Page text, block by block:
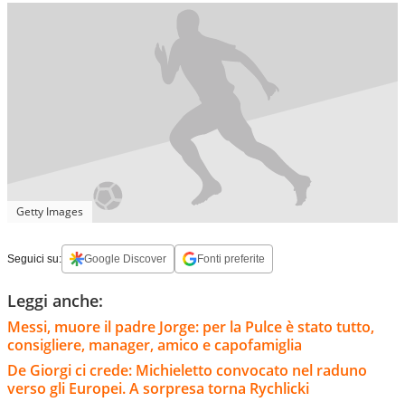
Getty Images
Seguici su: Google Discover Fonti preferite
Leggi anche:
Messi, muore il padre Jorge: per la Pulce è stato tutto,
consigliere, manager, amico e capofamiglia
De Giorgi ci crede: Michieletto convocato nel raduno
verso gli Europei. A sorpresa torna Rychlicki